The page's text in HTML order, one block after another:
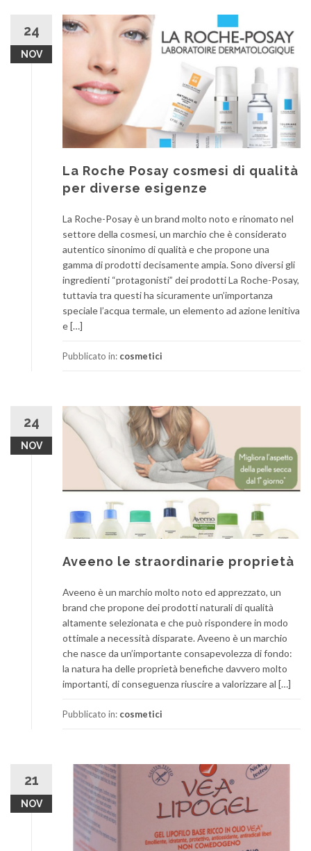
24
NOV
La Roche Posay cosmesi di qualità
per diverse esigenze
La Roche-Posay è un brand molto noto e rinomato nel
settore della cosmesi, un marchio che è considerato
autentico sinonimo di qualità e che propone una
gamma di prodotti decisamente ampia. Sono diversi gli
ingredienti “protagonisti” dei prodotti La Roche-Posay,
tuttavia tra questi ha sicuramente un’importanza
speciale l’acqua termale, un elemento ad azione lenitiva
e […]
Pubblicato in: cosmetici
24
NOV
Aveeno le straordinarie proprietà
Aveeno è un marchio molto noto ed apprezzato, un
brand che propone dei prodotti naturali di qualità
altamente selezionata e che può rispondere in modo
ottimale a necessità disparate. Aveeno è un marchio
che nasce da un’importante consapevolezza di fondo:
la natura ha delle proprietà benefiche davvero molto
importanti, di conseguenza riuscire a valorizzare al […]
Pubblicato in: cosmetici
21
NOV